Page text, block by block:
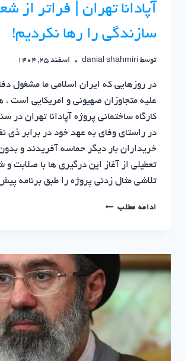
آپادانا تهران | فراتر از
سازندگی را رها نکردیم!
توسط danial shahmiri اسفند 25, 1404
در روزهایی که ایران اسلامی ما مشغول
علیه متجاوزان صهیونی و امریکایی است ،
کارگاه ساختمانی پروژه آپادانا تهران در
در راستای وفای به عهد خود در برابر ذی
خریداران بار دیگر حماسه آفریدند و
تعطیلی از آغاز این درگیری ها با صلابت
تلاشی مثال زدنی پروژه را طبق برنامه
ادامه مطلبآپادانا
از
شعار
سازندگی
را
رها
نکردیم!